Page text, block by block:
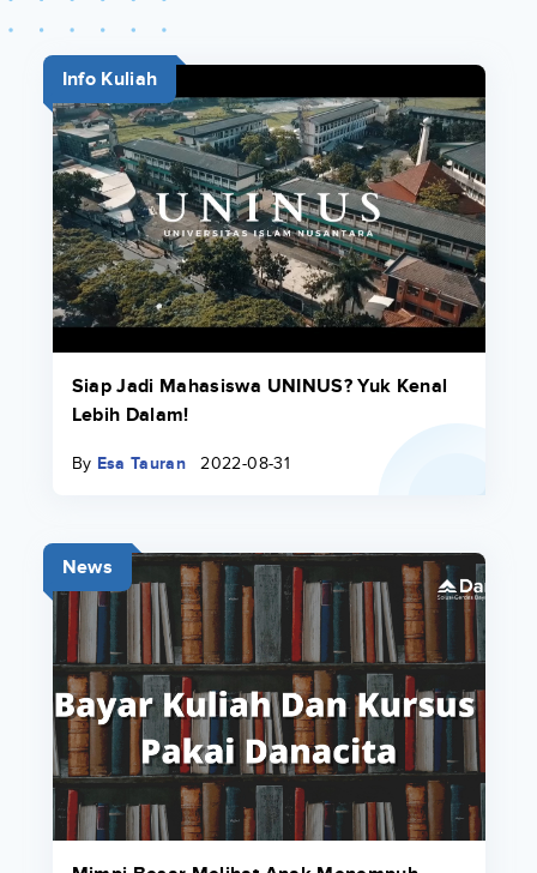
Info Kuliah
Siap Jadi Mahasiswa UNINUS? Yuk Kenal
Lebih Dalam!
By Esa Tauran 2022-08-31
News